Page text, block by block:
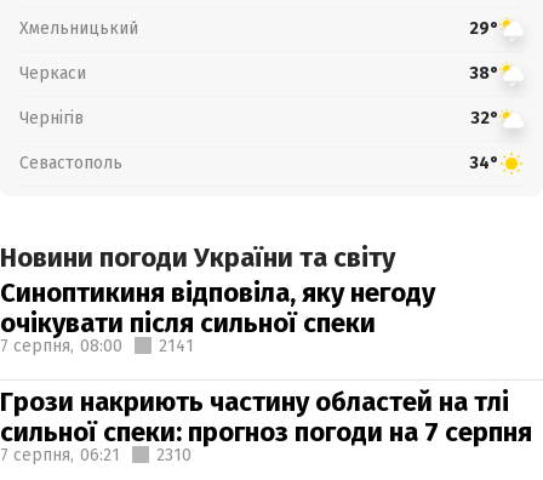
Хмельницький 29°
Черкаси 38°
Чернігів 32°
Севастополь 34°
Новини погоди України та світу
Синоптикиня відповіла, яку негоду
очікувати після сильної спеки
7 серпня, 08:00 2141
Грози накриють частину областей на тлі
сильної спеки: прогноз погоди на 7 серпня
7 серпня, 06:21 2310